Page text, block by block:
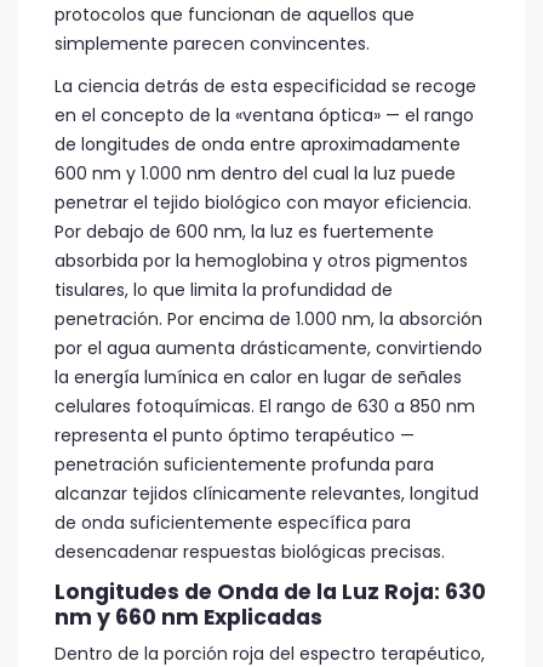
protocolos que funcionan de aquellos que
simplemente parecen convincentes.
La ciencia detrás de esta especificidad se recoge
en el concepto de la «ventana óptica» — el rango
de longitudes de onda entre aproximadamente
600 nm y 1.000 nm dentro del cual la luz puede
penetrar el tejido biológico con mayor eficiencia.
Por debajo de 600 nm, la luz es fuertemente
absorbida por la hemoglobina y otros pigmentos
tisulares, lo que limita la profundidad de
penetración. Por encima de 1.000 nm, la absorción
por el agua aumenta drásticamente, convirtiendo
la energía lumínica en calor en lugar de señales
celulares fotoquímicas. El rango de 630 a 850 nm
representa el punto óptimo terapéutico —
penetración suficientemente profunda para
alcanzar tejidos clínicamente relevantes, longitud
de onda suficientemente específica para
desencadenar respuestas biológicas precisas.
Longitudes de Onda de la Luz Roja: 630
nm y 660 nm Explicadas
Dentro de la porción roja del espectro terapéutico,